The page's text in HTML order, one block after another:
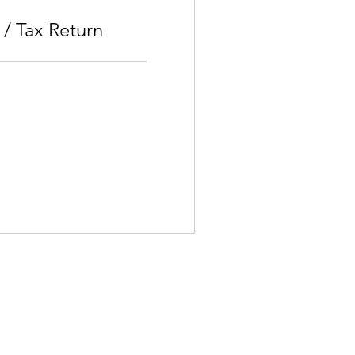
Tax Return